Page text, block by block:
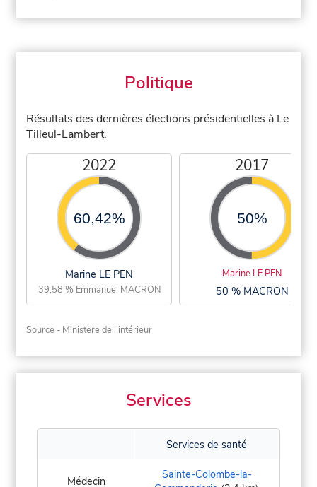
Politique
Résultats des dernières élections présidentielles à Le
Tilleul-Lambert.
2022
60,42%
Marine LE PEN
39,58 % Emmanuel MACRON
2017
50%
Marine LE PEN
50 % MACRON
Source - Ministère de l'intérieur
Services
Services de santé
Médecin
Sainte-Colombe-la-